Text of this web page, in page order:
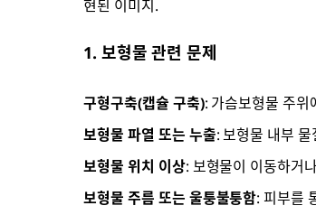
1. 보형물 관련 문제
구형구축(캡슐 구축): 가슴보형물 주위
보형물 파열 또는 누출: 보형물 내부
보형물 위치 이상: 보형물이 이동하거
보형물 주름 또는 울퉁불퉁함: 피부를